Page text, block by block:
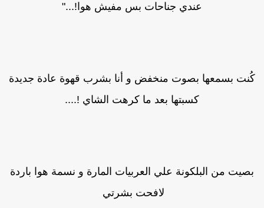
عندي جناحات بس مفيش هوا!..."
بسمعها بصوت منخفض و أنا بشرب قهوة عادة جديدة
كسبتها بعد ما كرهت الشاي !....
بصيت من البلكونة علي العربيات المارة و نسمة هوا باردة
لافحت بشرتي